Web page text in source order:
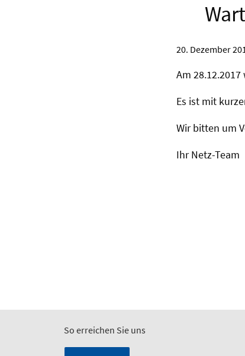
20. Dezember
Am
Es ist mit
Wir bitten um
Ihr Netz-Team
So erreichen Sie uns